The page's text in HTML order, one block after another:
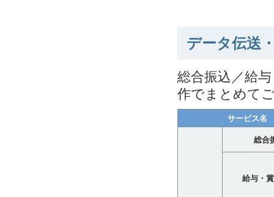
データ伝送
総合振込／給
作でまとめて
サービス名
総合
給与・